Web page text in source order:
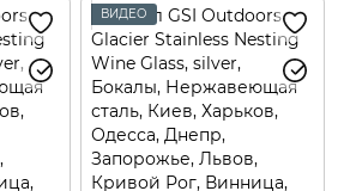
термосы
столовые приборы
бокалы для вина
фляги и бутылки для воды
ВИДЕО